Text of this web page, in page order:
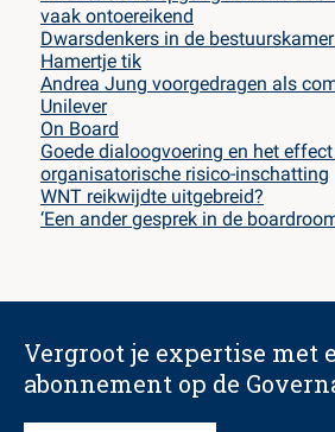
vaak ontoereikend
Dwarsdenkers in de
Hamertje tik
Andrea Jung voorgedragen als
Unilever
On Board
Goede dialoogvoering en het
organisatorische risico-inschatting
WNT reikwijdte uitgebreid?
‘Een ander gesprek in de
Vergroot je expertise met
abonnement op de